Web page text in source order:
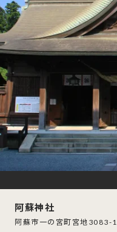
阿蘇神社
阿蘇市一の宮町宮地3083-1